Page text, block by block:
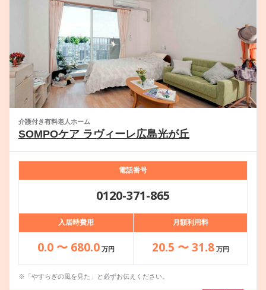
介護付き有料老人ホーム
SOMPOケア ラヴィーレ広島光が丘
電話番号
0120-371-865
入居時費用 月額利用料
0.0 〜 680.0 万円 20.5 〜 31.8 万円
※「やすらぎの風を見た」と必ずお伝えください。